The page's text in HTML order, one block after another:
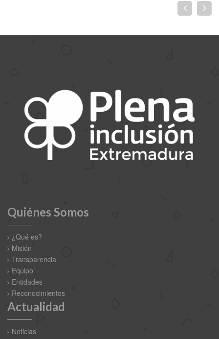
Quiénes Somos
¿Qué es?
Misión
Transparencia
Equipo
Entidades
Reconocimientos
Actualidad
Noticias